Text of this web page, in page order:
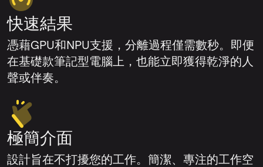
快速結果
憑藉GPU和NPU支援，分離過程僅需數秒。即便
在基礎款筆記型電腦上，也能立即獲得乾淨的人
聲或伴奏。
極簡介面
設計旨在不打擾您的工作。簡潔、專注的工作空